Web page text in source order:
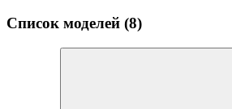
Список моделей (8)